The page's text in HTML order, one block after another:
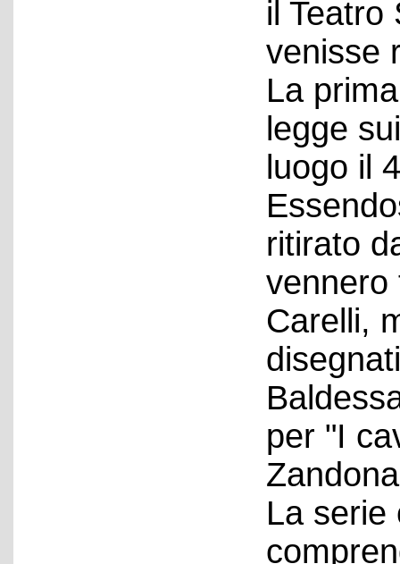
il Teatro
venisse
La
legge
luogo il
ritirato
vennero
Carelli,
per "I
La serie